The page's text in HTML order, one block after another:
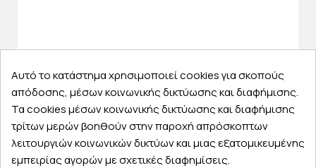
Αυτό το κατάστημα χρησιμοποιεί cookies για σκοπούς
απόδοσης, μέσων κοινωνικής δικτύωσης και διαφήμισης.
Τα cookies μέσων κοινωνικής δικτύωσης και διαφήμισης
τρίτων μερών βοηθούν στην παροχή απρόσκοπτων
λειτουργιών κοινωνικών δικτύων και μιας εξατομικευμένης
εμπειρίας αγορών με σχετικές διαφημίσεις.